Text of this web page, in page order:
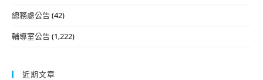
總務處公告(42)
輔導室公告(1,222)
近期文章